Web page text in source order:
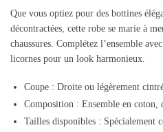
Que vous optiez pour des bottines
décontractées, cette robe se marie à
chaussures. Complétez l’ensemble
licornes pour un look harmonieux.
Coupe : Droite ou légèrement
Composition : Ensemble en coton,
Tailles disponibles : Spécialement